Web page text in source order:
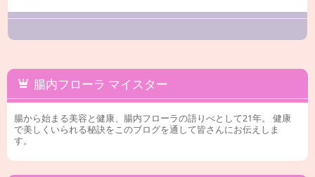
腸内フローラ マイスター
腸から始まる美容と健康、腸内フローラの語りべとして21年。 健康
で美しくいられる秘訣をこのブログを通して皆さんにお伝えしま
す。